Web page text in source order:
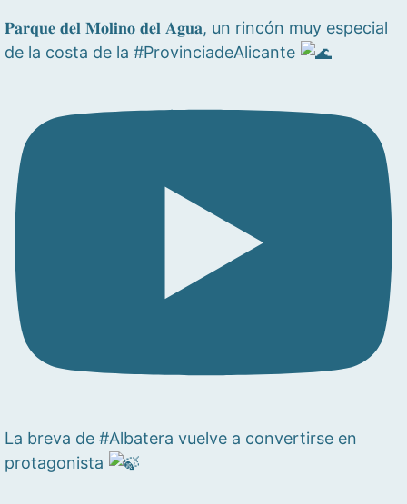
𝐏𝐚𝐫𝐪𝐮𝐞 𝐝𝐞𝐥 𝐌𝐨𝐥𝐢𝐧𝐨 𝐝𝐞𝐥 𝐀𝐠𝐮𝐚, un rincón muy especial
de la costa de la #ProvinciadeAlicante
La breva de #Albatera vuelve a convertirse en
protagonista